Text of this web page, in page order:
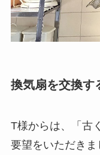
換気扇を交換す
T様からは、「古
要望をいただき